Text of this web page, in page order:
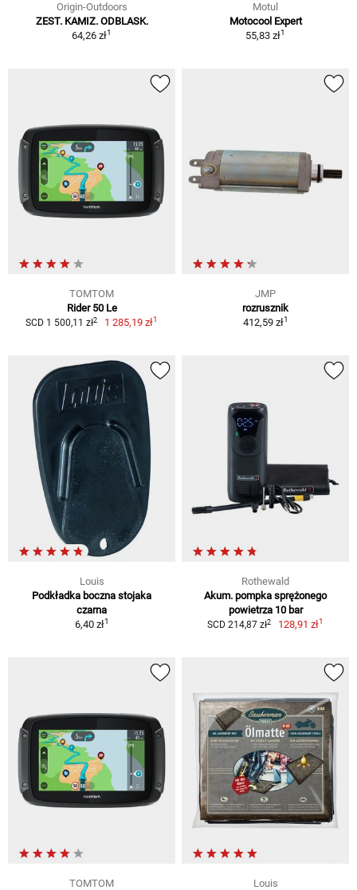
Origin-Outdoors
ZEST. KAMIZ. ODBLASK.
64,26 zł1
Motul
Motocool Expert
55,83 zł1
TOMTOM
Rider 50 Le
SCD 1 500,11 zł2 1 285,19 zł1
JMP
rozrusznik
412,59 zł1
Louis
Podkładka boczna stojaka
czarna
6,40 zł1
Rothewald
Akum. pompka sprężonego
powietrza 10 bar
SCD 214,87 zł2 128,91 zł1
TOMTOM
Louis